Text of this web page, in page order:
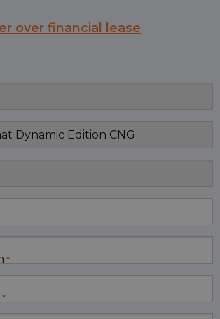
over financial lease
*
*